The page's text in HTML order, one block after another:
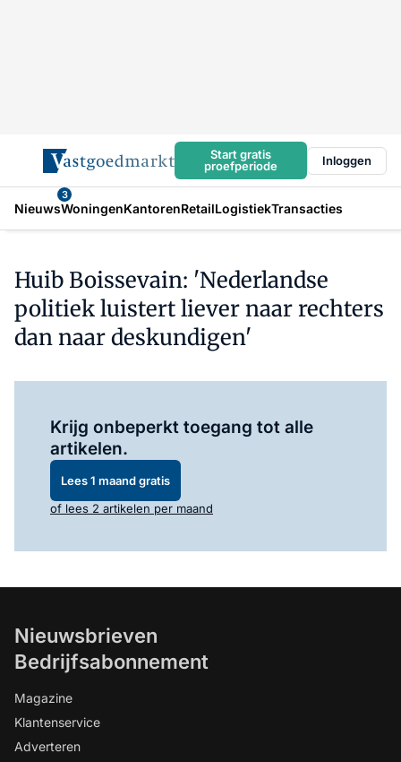
Start gratis
proefperiode
Inloggen
Nieuws
3
WoningenKantorenRetailLogistiekTransacties
Huib Boissevain: 'Nederlandse
politiek luistert liever naar rechters
dan naar deskundigen'
Krijg onbeperkt toegang tot alle
artikelen.
Lees 1 maand gratis
of lees 2 artikelen per maand
Nieuwsbrieven
Bedrijfsabonnement
Magazine
Klantenservice
Adverteren